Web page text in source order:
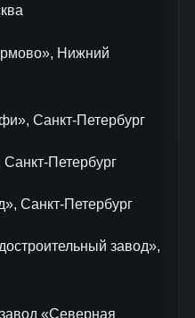
Нижний
Санкт-Петербург
Петербург
Санкт-Петербург
завод»,
«Северная